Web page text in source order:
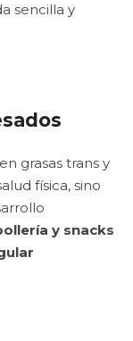
sencilla y
grasas trans y
física, sino
y snacks